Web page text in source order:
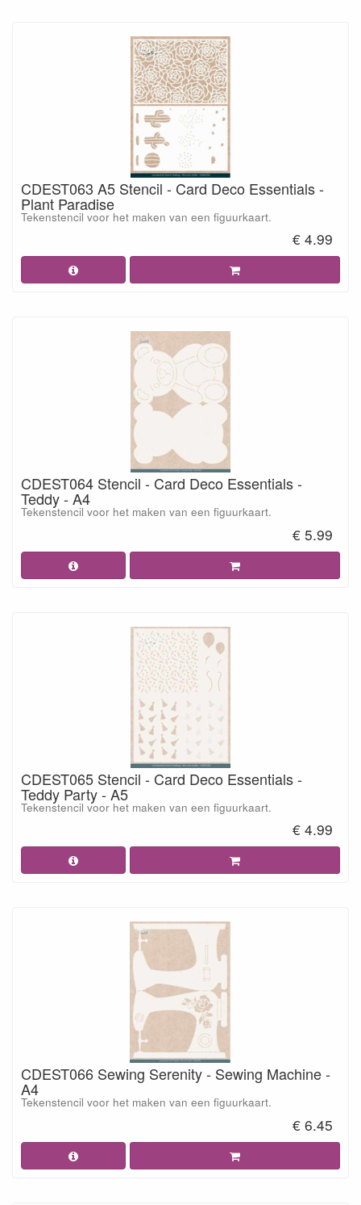
CDEST063 A5 Stencil - Card Deco Essentials -
Plant Paradise
Tekenstencil voor het maken van een figuurkaart.
€ 4.99
CDEST064 Stencil - Card Deco Essentials -
Teddy - A4
Tekenstencil voor het maken van een figuurkaart.
€ 5.99
CDEST065 Stencil - Card Deco Essentials -
Teddy Party - A5
Tekenstencil voor het maken van een figuurkaart.
€ 4.99
CDEST066 Sewing Serenity - Sewing Machine -
A4
Tekenstencil voor het maken van een figuurkaart.
€ 6.45